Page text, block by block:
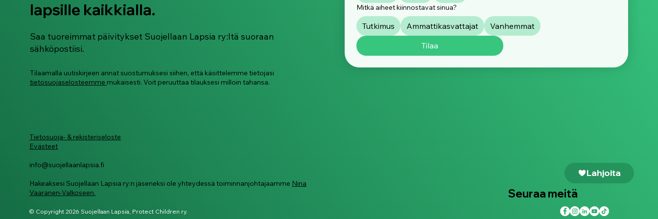
salakuvaamiseen
pelkkä rajoittaminen ei silti
riitä
lapsille kaikkialla.
Saa tuoreimmat päivitykset Suojellaan Lapsia ry:ltä suoraan
sähköpostiisi.
Tilaamalla uutiskirjeen annat suostumuksesi siihen, että käsittelemme tietojasi
tietosuojaselosteemme mukaisesti. Voit peruuttaa tilauksesi milloin tahansa.
Tietosuoja- & rekisteriseloste
Evästeet
info@suojellaanlapsia.fi
Hakeaksesi Suojellaan Lapsia ry:n jäseneksi ole yhteydessä toiminnanjohtajaamme Nina
Vaaranen-Valkoseen.
© Copyright 2026 Suojellaan Lapsia, Protect Children ry.
Mitkä aiheet kiinnostavat sinua?
Tutkimus Ammattikasvattajat
Vanhemmat
Tilaa
Lahjoita
Seuraa meitä